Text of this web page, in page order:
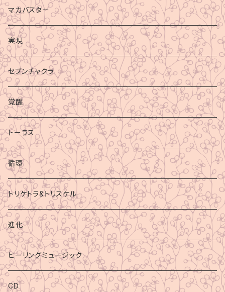
マカバスター
実現
セブンチャクラ
覚醒
トーラス
循環
トリケトラ&トリスケル
進化
ヒーリングミュージック
CD